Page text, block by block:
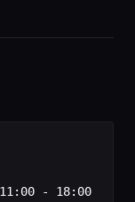
11:00 - 18:00